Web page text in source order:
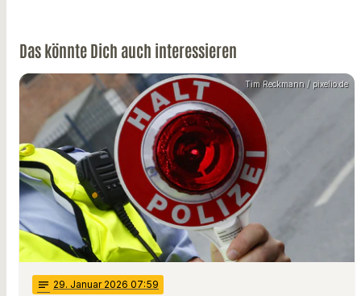
Das könnte Dich auch interessieren
Tim Reckmann / pixelio.de
notes 29. Januar 2026 07:59